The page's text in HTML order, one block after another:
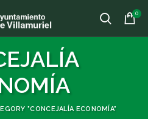
0
"CONCEJALÍA ECONOMÍA"